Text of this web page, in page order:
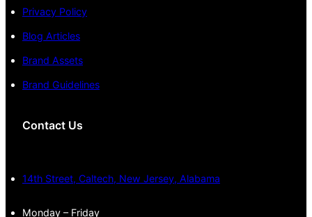
Privacy Policy
Blog Articles
Brand Assets
Brand Guidelines
Contact Us
14th Street, Caltech, New Jersey, Alabama
Monday – Friday